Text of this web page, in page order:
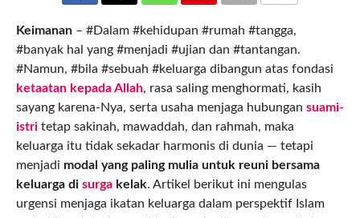
Keimanan – #Dalam #kehidupan #rumah #tangga,
#banyak hal yang #menjadi #ujian dan #tantangan.
#Namun, #bila #sebuah #keluarga dibangun atas fondasi
ketaatan kepada Allah, rasa saling menghormati, kasih
sayang karena-Nya, serta usaha menjaga hubungan suami-
istritetap sakinah, mawaddah, dan rahmah, maka
keluarga itu tidak sekadar harmonis di dunia — tetapi
menjadi modal yang paling mulia untuk reuni bersama
keluarga di surga kelak. Artikel berikut ini mengulas
urgensi menjaga ikatan keluarga dalam perspektif Islam